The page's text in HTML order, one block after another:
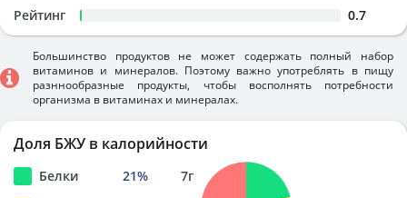
Рейтинг 0.7
Большинство продуктов не может содержать полный набор
витаминов и минералов. Поэтому важно употреблять в пищу
разннообразные продукты, чтобы восполнять потребности
организма в витаминах и минералах.
Доля БЖУ в калорийности
Белки 21% 7г